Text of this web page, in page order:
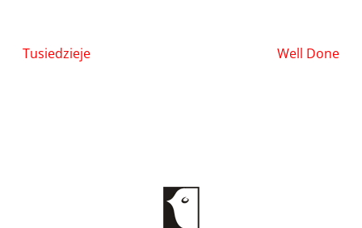
Nawigacja
Tusiedzieje Well Done